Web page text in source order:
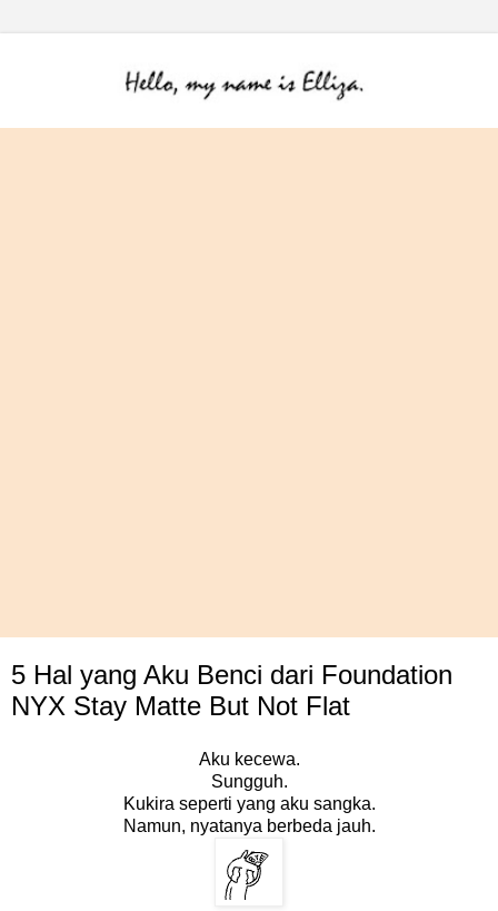
5 Hal yang Aku Benci dari Foundation
NYX Stay Matte But Not Flat
Aku kecewa.
Sungguh.
Kukira seperti yang aku sangka.
Namun, nyatanya berbeda jauh.